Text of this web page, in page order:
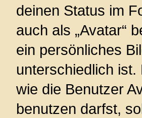
deinen Status im
auch als „Avatar“
ein persönliches
unterschiedlich
wie die Benutzer
benutzen darfst,